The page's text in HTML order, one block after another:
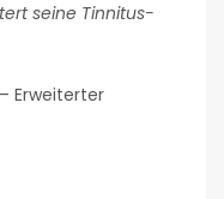
seine Tinnitus-
– Erweiterter